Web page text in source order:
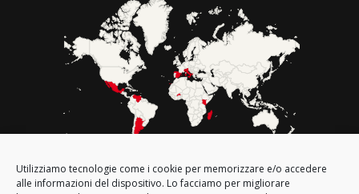
Utilizziamo tecnologie come i cookie per memorizzare e/o accedere
alle informazioni del dispositivo. Lo facciamo per migliorare
Le nostre sedi in Italia